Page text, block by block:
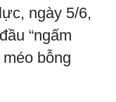
ngày 5/6,
“ngấm
bỗng